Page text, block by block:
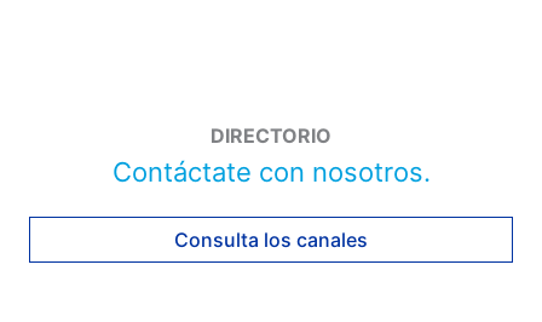
DIRECTORIO
Contáctate con nosotros.
Consulta los canales